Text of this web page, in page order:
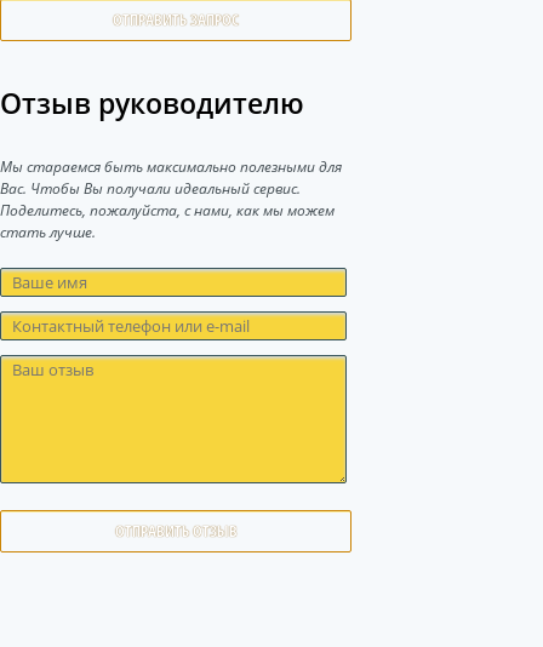
ОТПРАВИТЬ ЗАПРОС
Отзыв руководителю
Мы стараемся быть максимально полезными для
Вас. Чтобы Вы получали идеальный сервис.
Поделитесь, пожалуйста, с нами, как мы можем
стать лучше.
ОТПРАВИТЬ ОТЗЫВ